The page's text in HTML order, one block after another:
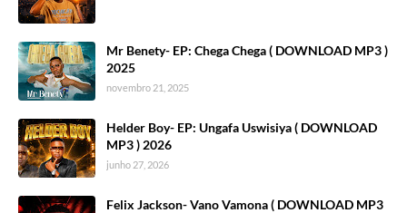
Mr Benety- EP: Chega Chega ( DOWNLOAD MP3 )
2025
novembro 21, 2025
Helder Boy- EP: Ungafa Uswisiya ( DOWNLOAD
MP3 ) 2026
junho 27, 2026
Felix Jackson- Vano Vamona ( DOWNLOAD MP3